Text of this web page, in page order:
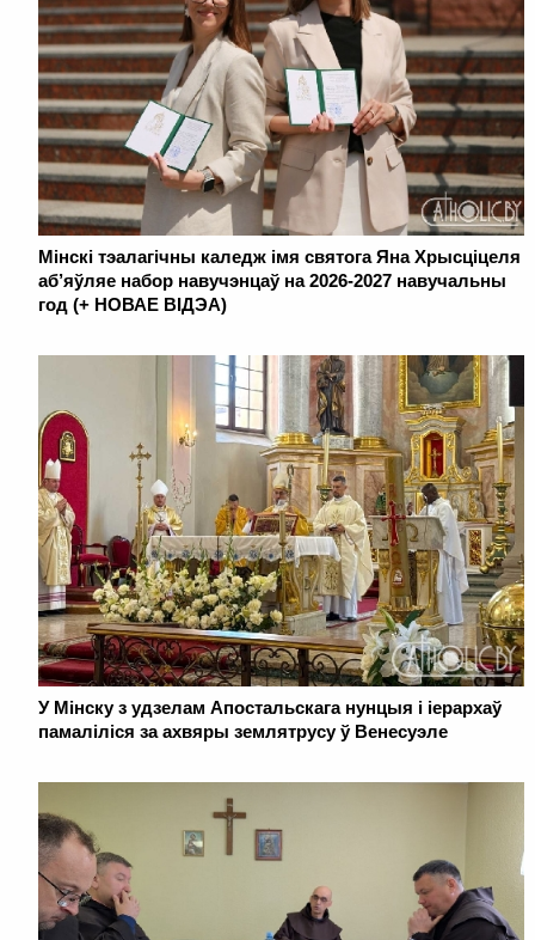
Мінскі тэалагічны каледж імя святога Яна Хрысціцеля
аб’яўляе набор навучэнцаў на 2026-2027 навучальны
год (+ НОВАЕ ВІДЭА)
У Мінску з удзелам Апостальскага нунцыя і іерархаў
памаліліся за ахвяры землятрусу ў Венесуэле